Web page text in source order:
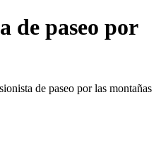
de paseo por
de paseo por las montañas